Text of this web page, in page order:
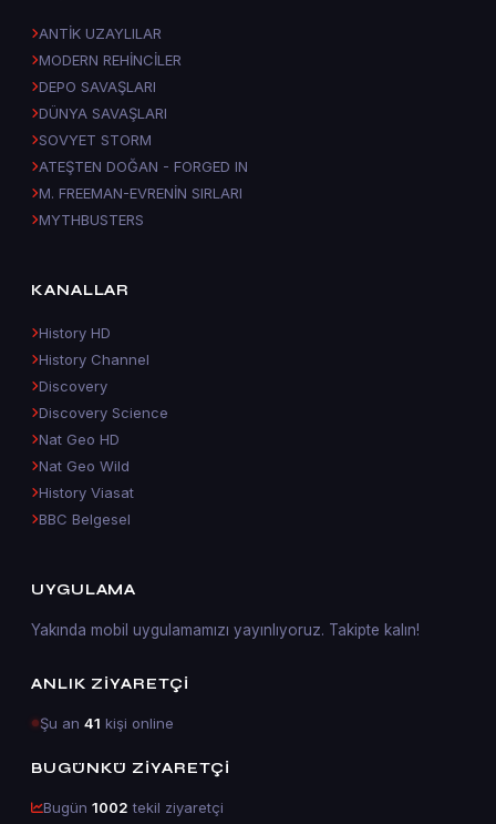
ANTİK UZAYLILAR
MODERN REHİNCİLER
DEPO SAVAŞLARI
DÜNYA SAVAŞLARI
SOVYET STORM
ATEŞTEN DOĞAN - FORGED IN
M. FREEMAN-EVRENİN SIRLARI
MYTHBUSTERS
KANALLAR
History HD
History Channel
Discovery
Discovery Science
Nat Geo HD
Nat Geo Wild
History Viasat
BBC Belgesel
UYGULAMA
Yakında mobil uygulamamızı yayınlıyoruz. Takipte kalın!
ANLIK ZIYARETÇI
Şu an 41 kişi online
BUGÜNKÜ ZIYARETÇI
Bugün 1002 tekil ziyaretçi